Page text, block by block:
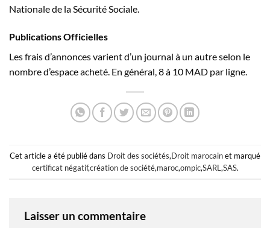
Nationale de la Sécurité Sociale.
Publications Officielles
Les frais d’annonces varient d’un journal à un autre selon le
nombre d’espace acheté. En général, 8 à 10 MAD par ligne.
Cet article a été publié dans Droit des sociétés,Droit marocainet marqué
certificat négatif,création de société,maroc,ompic,SARL ,SAS.
Laisser un commentaire